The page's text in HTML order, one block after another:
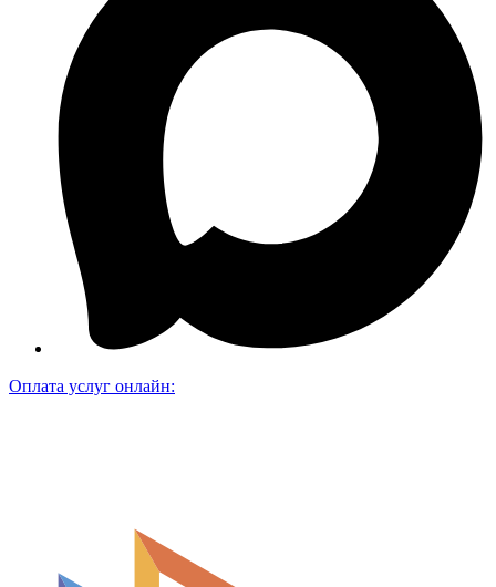
Оплата услуг онлайн: